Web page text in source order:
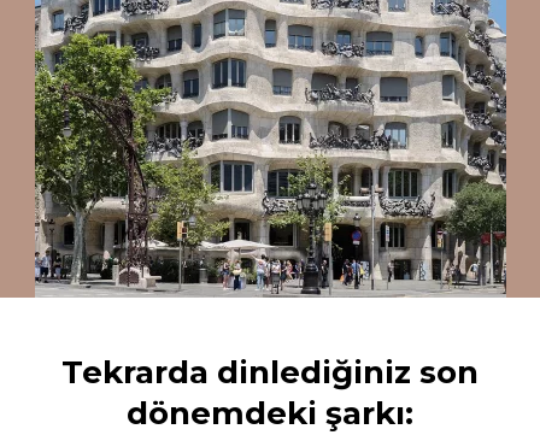
Tekrarda dinlediğiniz son
dönemdeki şarkı: